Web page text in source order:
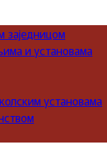
заједницом
и установама
установама